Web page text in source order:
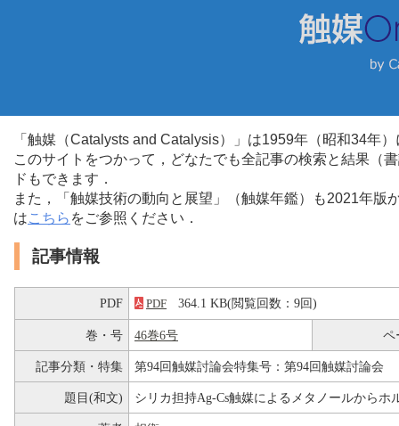
「触媒（Catalysts and Catalysis）」は1959年（昭和34年
このサイトをつかって，どなたでも全記事の検索と結果（
ドもできます．
また，「触媒技術の動向と展望」（触媒年鑑）も2021年
はこちら をご参照ください．
記事情報
PDF PDF 364.1 KB(閲覧回数：9回)
巻・号 46巻6号 ペ
記事分類・特集 第94回触媒討論会特集号：第94回触媒討論会
題目(和文) シリカ担持Ag-Cs触媒によるメタノールからホ